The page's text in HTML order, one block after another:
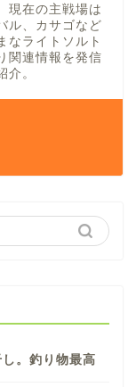
現在の主戦場は
ル、カサゴなど
なライトソルト
関連情報を発信
介。
。釣り物最高